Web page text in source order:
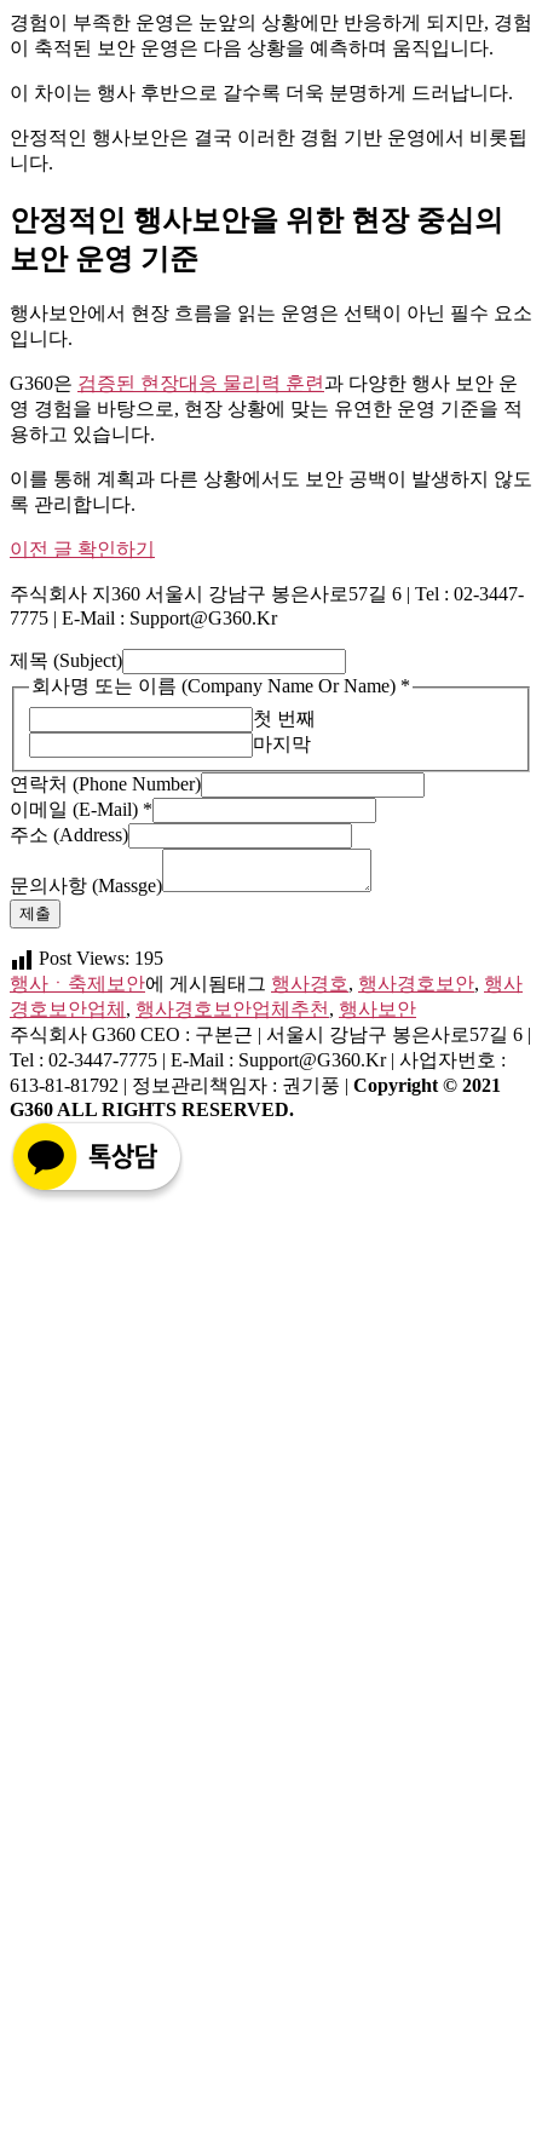
경험이 부족한 운영은 눈앞의 상황에만 반응하게 되지만, 경험
이 축적된 보안 운영은 다음 상황을 예측하며 움직입니다.
이 차이는 행사 후반으로 갈수록 더욱 분명하게 드러납니다.
안정적인 행사보안은 결국 이러한 경험 기반 운영에서 비롯됩
니다.
안정적인 행사보안을 위한 현장 중심의
보안 운영 기준
행사보안에서 현장 흐름을 읽는 운영은 선택이 아닌 필수 요소
입니다.
G360은 검증된 현장대응 물리력 훈련과 다양한 행사 보안 운
영 경험을 바탕으로, 현장 상황에 맞는 유연한 운영 기준을 적
용하고 있습니다.
이를 통해 계획과 다른 상황에서도 보안 공백이 발생하지 않도
록 관리합니다.
이전 글 확인하기
주식회사 지360 서울시 강남구 봉은사로57길 6 | Tel : 02-3447-
7775 | E-Mail : Support@g360.kr
제목 (Subject)
회사명 또는 이름 (Company Name Or Name) *
첫 번째
마지막
Name
이
름
목
연락처 (Phone Number)
이메일 (E-Mail) *
주소 (Address)
문의사항 (Massge)
제출
Post Views: 195
행사ㆍ축제보안에 게시됨태그 행사경호, 행사경호보안, 행사
경호보안업체 , 행사경호보안업체추천 , 행사보안
주식회사 G360 CEO : 구본근 | 서울시 강남구 봉은사로57길 6 |
Tel : 02-3447-7775 | E-Mail : Support@g360.kr | 사업자번호 :
613-81-81792 | 정보관리책임자 : 권기풍 | Copyright © 2021
G360 ALL RIGHTS RESERVED.